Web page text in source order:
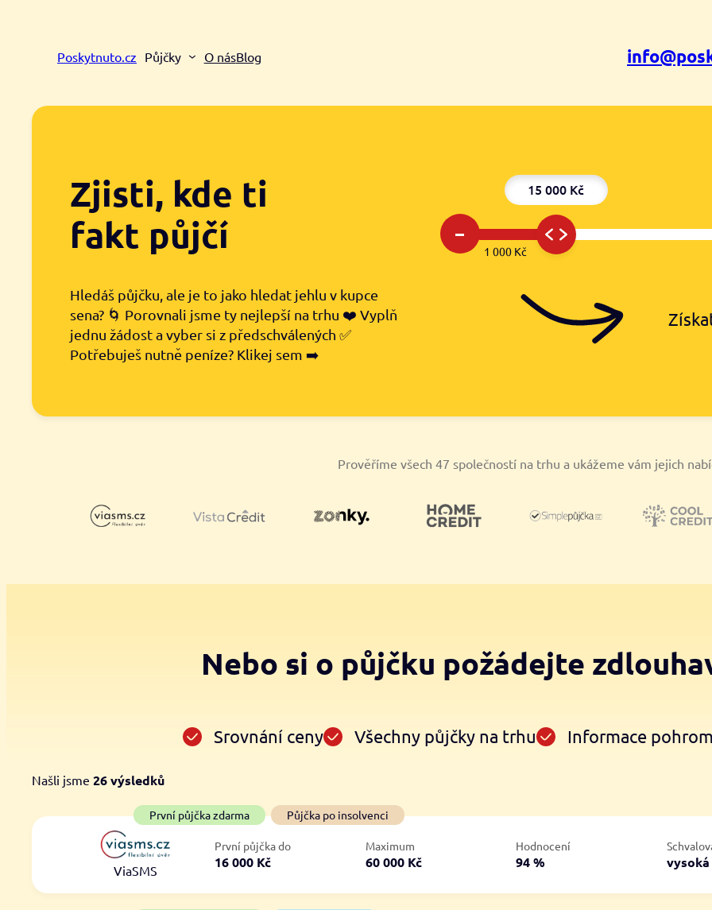
Poskytnuto.cz Půjčky O násBlog
Zjisti, kde ti
fakt půjčí
Hledáš půjčku, ale je to jako hledat jehlu v kupce
sena? 🌀 Porovnali jsme ty nejlepší na trhu ❤️ Vyplň
jednu žádost a vyber si z předschválených ✅
Potřebuješ nutně peníze? Klikej sem ➡️
15 000 Kč
–
1 000 Kč
Prověříme všech 47 společností na trhu a ukážeme vám jejich
Nebo si o půjčku požádejte
Srovnání ceny Všechny půjčky na trhu Informace
Od
Do
První půjčka zdarma
ano
Našli jsme 26výsledků
První půjčka zdarma Půjčka po insolvenci
ViaSMS
První půjčka do
16 000 Kč
Maximum
60 000 Kč
Hodnocení
94 % vysoká